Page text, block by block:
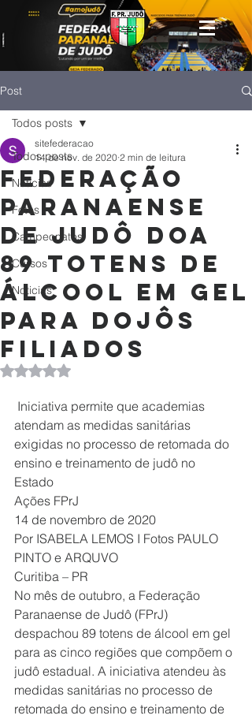
Post
Todos posts
Notícias
Fotos
Campeonatos
Cursos
Noticias
Todos posts
Federação
Paranaense
de Judô doa
89 totens de
álcool em gel
para dojôs
filiados
sitefederacao
14 de nov. de 2020 2 min de leitura
Avaliado com NaN de 5 estrelas.
atendam as medidas sanitárias
exigidas no processo de retomada do
ensino e treinamento de judô no
Estado
Ações FPrJ
14 de novembro de 2020
Por ISABELA LEMOS I Fotos PAULO
PINTO e ARQUVO
Curitiba – PR
No mês de outubro, a Federação
Paranaense de Judô (FPrJ)
despachou 89 totens de álcool em gel
para as cinco regiões que compõem o
judô estadual. A iniciativa atendeu às
medidas sanitárias no processo de
retomada do ensino e treinamento de